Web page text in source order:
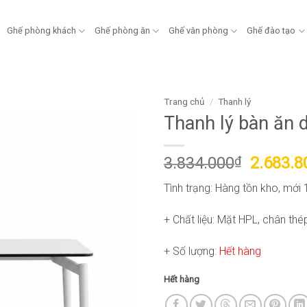
Ghế phòng khách Ghế phòng ăn Ghế văn phòng Ghế đào tạo
Trang chủ / Thanh lý
Thanh lý bàn ăn
3.834.000₫
Giá
gốc
là:
Tình trạng: Hàng tồn kho, mới
+ Chất liệu: Mặt HPL, chân
+ Số lượng: Hết hàng
Hết hàng